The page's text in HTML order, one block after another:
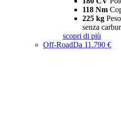
118 Nm
225 kg
senza
scopri di più
Off-RoadDa 11.790 €